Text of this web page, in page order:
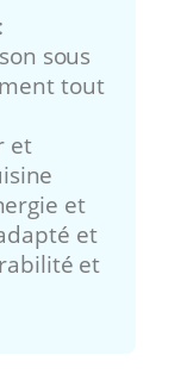
sous
tout
et
et
et
et